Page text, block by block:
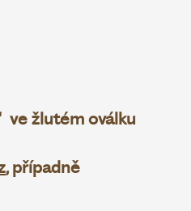
ve žlutém oválku
, případně